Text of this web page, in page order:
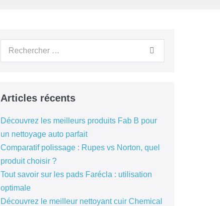
Articles récents
Découvrez les meilleurs produits Fab B pour
un nettoyage auto parfait
Comparatif polissage : Rupes vs Norton, quel
produit choisir ?
Tout savoir sur les pads Farécla : utilisation
optimale
Découvrez le meilleur nettoyant cuir Chemical